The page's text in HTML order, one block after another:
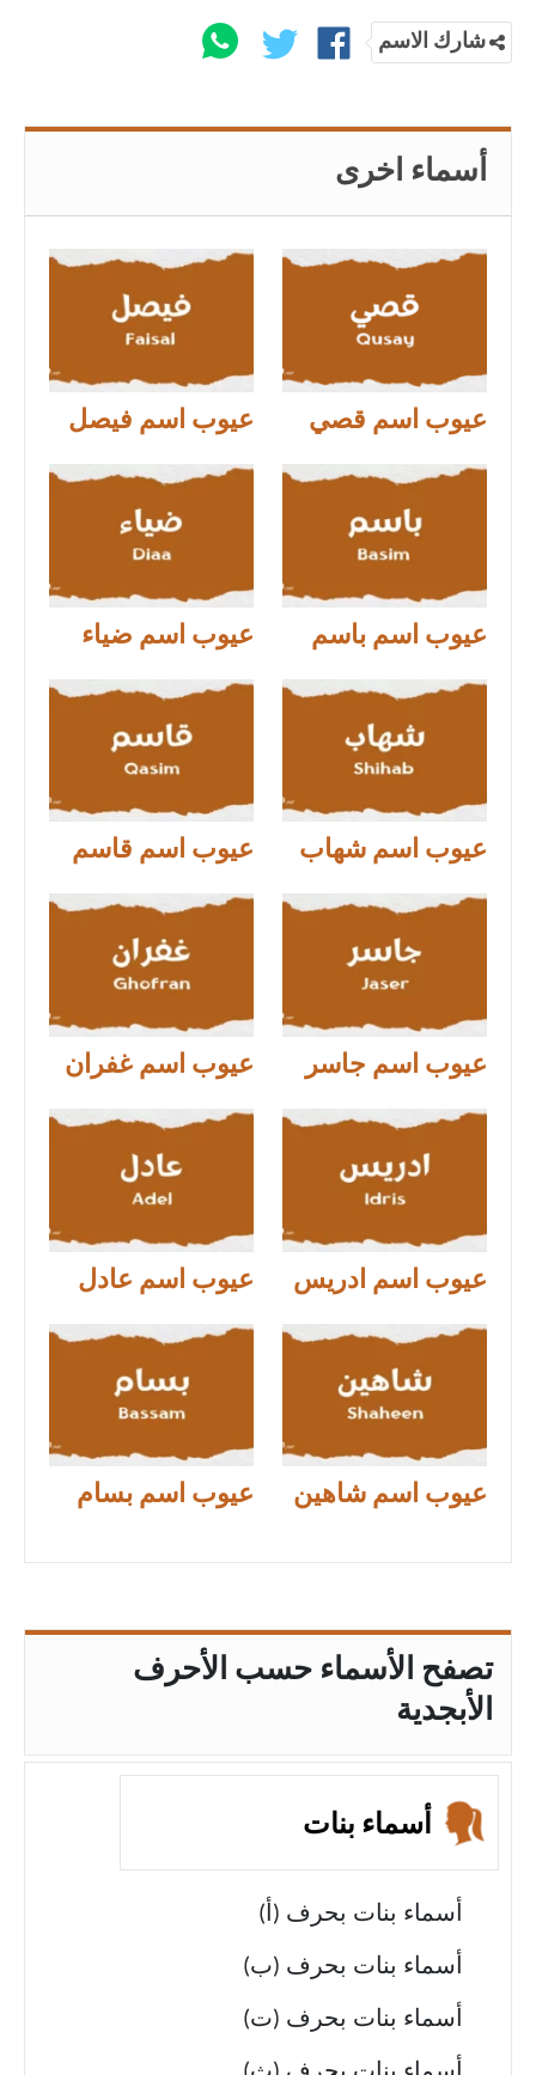
شارك الاسم
أسماء اخرى
عيوب اسم قصي عيوب اسم فيصل
عيوب اسم باسم عيوب اسم ضياء
عيوب اسم شهاب عيوب اسم قاسم
عيوب اسم جاسر عيوب اسم غفران
عيوب اسم ادريس عيوب اسم عادل
عيوب اسم شاهين عيوب اسم بسام
تصفح الأسماء حسب الأحرف
الأبجدية
أسماء بنات
أسماء بنات بحرف (أ)
أسماء بنات بحرف (ب)
أسماء بنات بحرف (ت)